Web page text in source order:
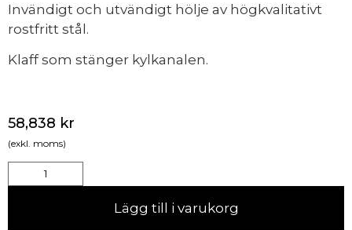
Invändigt och utvändigt hölje av högkvalitativt
rostfritt stål.
Klaff som stänger kylkanalen.
58,838 kr
(exkl. moms)
Lägg till i varukorg